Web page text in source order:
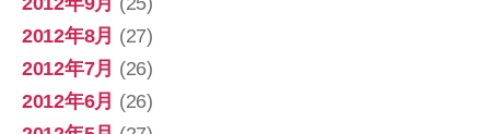
2012年8月 (27)
2012年7月 (26)
2012年6月 (26)